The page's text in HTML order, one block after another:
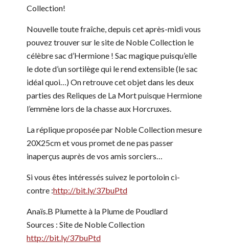
Collection!
Nouvelle toute fraîche, depuis cet après-midi vous
pouvez trouver sur le site de Noble Collection le
célèbre sac d’Hermione ! Sac magique puisqu’elle
le dote d’un sortilège qui le rend extensible (le sac
idéal quoi…) On retrouve cet objet dans les deux
parties des Reliques de La Mort puisque Hermione
l’emmène lors de la chasse aux Horcruxes.
La réplique proposée par Noble Collection mesure
20X25cm et vous promet de ne pas passer
inaperçus auprès de vos amis sorciers…
Si vous êtes intéressés suivez le portoloin ci-
contre :http://bit.ly/37buPtd
Anaïs.B Plumette à la Plume de Poudlard
Sources : Site de Noble Collection
http://bit.ly/37buPtd